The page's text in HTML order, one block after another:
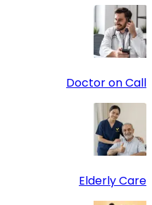
Doctor on Call
Elderly Care